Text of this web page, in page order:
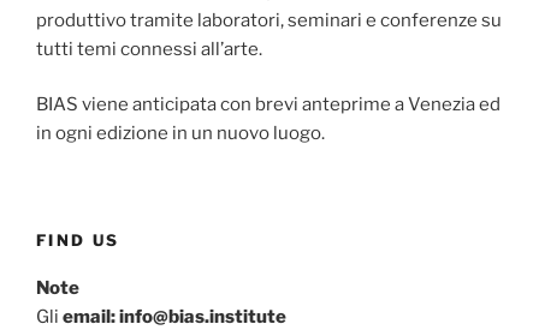
produttivo tramite laboratori, seminari e conferenze su
tutti temi connessi all’arte.
BIAS viene anticipata con brevi anteprime a Venezia ed
in ogni edizione in un nuovo luogo.
FIND US
Note
Gli email: info@bias.institute